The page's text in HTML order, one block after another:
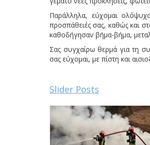
Παράλληλα, εύχομαι
προσπάθειές σας, καθώς και
καθοδήγησαν βήμα-βήμα,
Σας συγχαίρω θερμά για τη
σας εύχομαι, με πίστη και
Slider Posts